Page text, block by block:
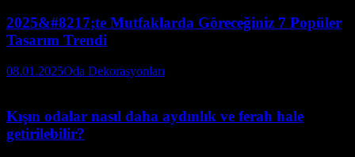
2025&#8217;te Mutfaklarda Göreceğiniz 7 Popüler
Tasarım Trendi
08.01.2025Oda Dekorasyonları
Kışın odalar nasıl daha aydınlık ve ferah hale
getirilebilir?